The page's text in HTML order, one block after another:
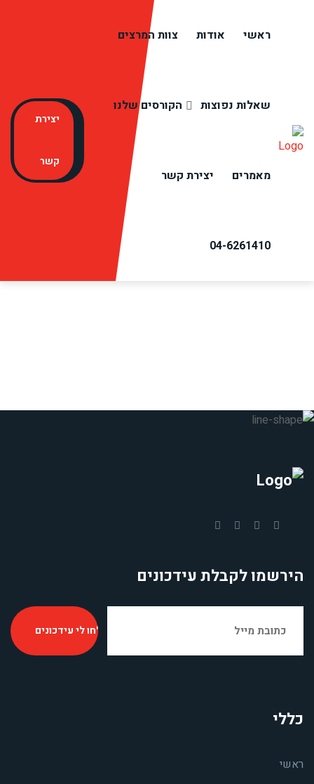
ראשי אודות צוות המרצים
שאלות נפוצות הקורסים שלנו
מאמרים יצירת קשר
04-6261410
יצירת
קשר
הירשמו לקבלת עידכונים
כללי
ראשי